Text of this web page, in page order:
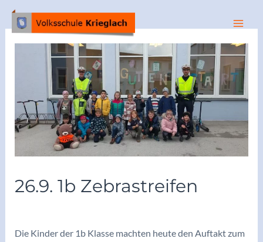
Zum
Inhalt
springen
Main
26.9. 1b Zebrastreifen
Die Kinder der 1b Klasse machten heute den Auftakt zum